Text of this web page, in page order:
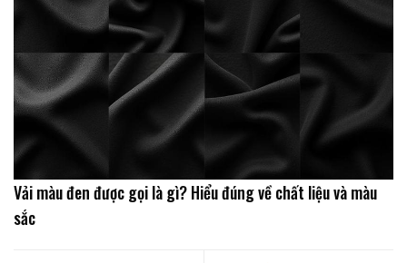
Vải màu đen được gọi là gì? Hiểu đúng về chất liệu và màu
sắc